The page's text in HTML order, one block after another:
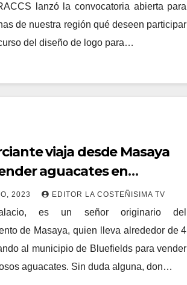
lanzó la convocatoria abierta para
de nuestra región qué deseen participar
del diseño de logo para…
viaja desde Masaya
aguacates en
2023 EDITOR LA COSTEÑISIMA TV
es un señor originario del
de Masaya, quien lleva alrededor de 4
al municipio de Bluefields para vender
aguacates. Sin duda alguna, don…